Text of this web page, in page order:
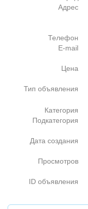
Адрес
Телефон
E-mail
Цена
Тип объявления
Категория
Подкатегория
Дата создания
Просмотров
ID объявления